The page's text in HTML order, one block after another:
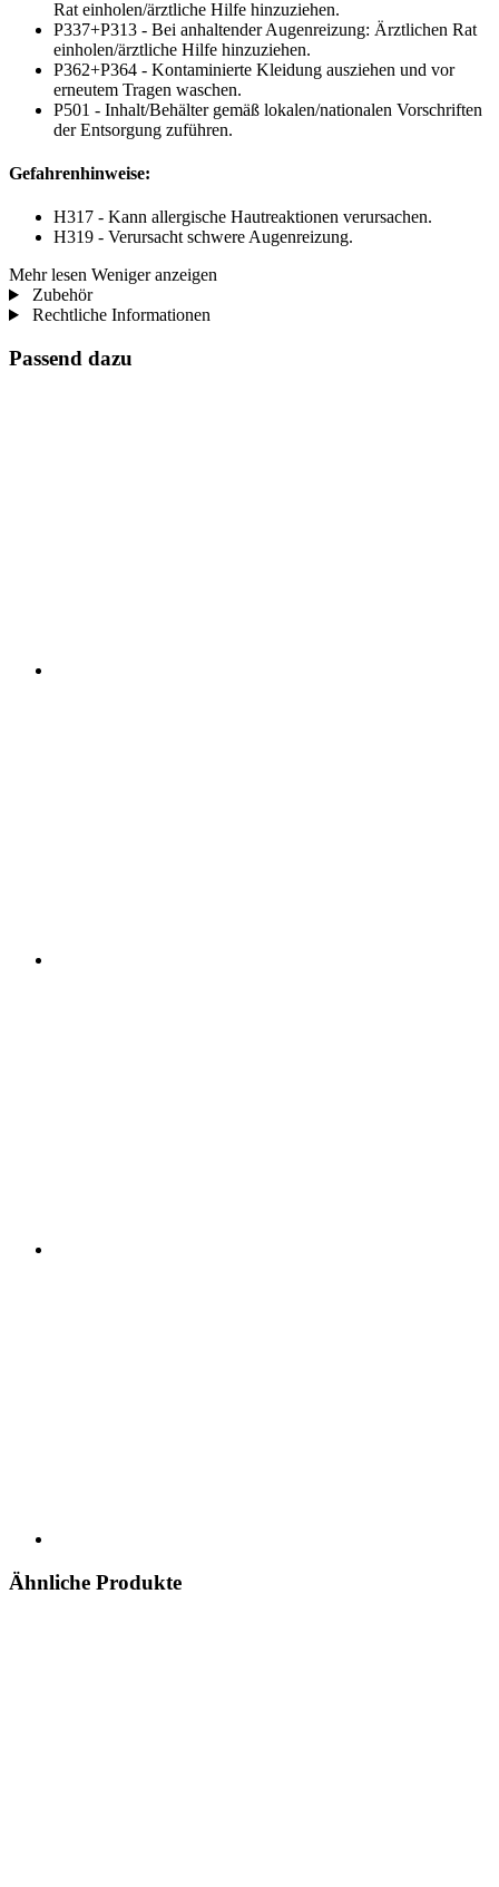
Rat einholen/ärztliche Hilfe hinzuziehen.
P337+P313 - Bei anhaltender Augenreizung: Ärztlichen Rat
einholen/ärztliche Hilfe hinzuziehen.
P362+P364 - Kontaminierte Kleidung ausziehen und vor
erneutem Tragen waschen.
P501 - Inhalt/Behälter gemäß lokalen/nationalen Vorschriften
der Entsorgung zuführen.
Gefahrenhinweise:
H317 - Kann allergische Hautreaktionen verursachen.
H319 - Verursacht schwere Augenreizung.
Mehr lesen Weniger anzeigen
Zubehör
Rechtliche Informationen
Passend dazu
Ähnliche Produkte